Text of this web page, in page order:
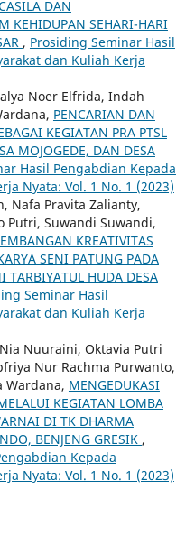
DAN
KEHIDUPAN SEHARI-HARI
, Prosiding Seminar Hasil
dan Kuliah Kerja
Noer Elfrida, Indah
PENCARIAN DAN
KEGIATAN PRA PTSL
MOJOGEDE, DAN DESA
Hasil Pengabdian Kepada
Nyata: Vol. 1 No. 1 (2023)
Nafa Pravita Zalianty,
Putri, Suwandi Suwandi,
KREATIVITAS
SENI PATUNG PADA
TARBIYATUL HUDA DESA
Seminar Hasil
dan Kuliah Kerja
Nuuraini, Oktavia Putri
Nur Rachma Purwanto,
Wardana, MENGEDUKASI
KEGIATAN LOMBA
DI TK DHARMA
BENJENG GRESIK ,
Kepada
Nyata: Vol. 1 No. 1 (2023)